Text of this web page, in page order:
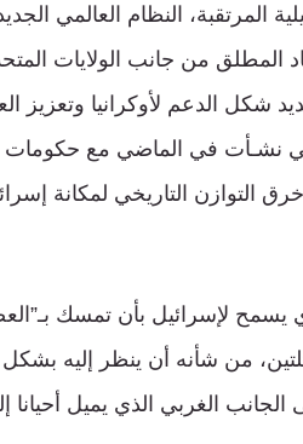
المرتقبة، النظام العالمي
المطلق من جانب الولايات
شكل الدعم لأوكرانيا وتعزيز
نشـأت في الماضي مع حكومات
التوازن التاريخي لمكانة
لإسرائيل بأن تمسك
من شأنه أن ينظر إليه
الغربي الذي يميل أحيانا